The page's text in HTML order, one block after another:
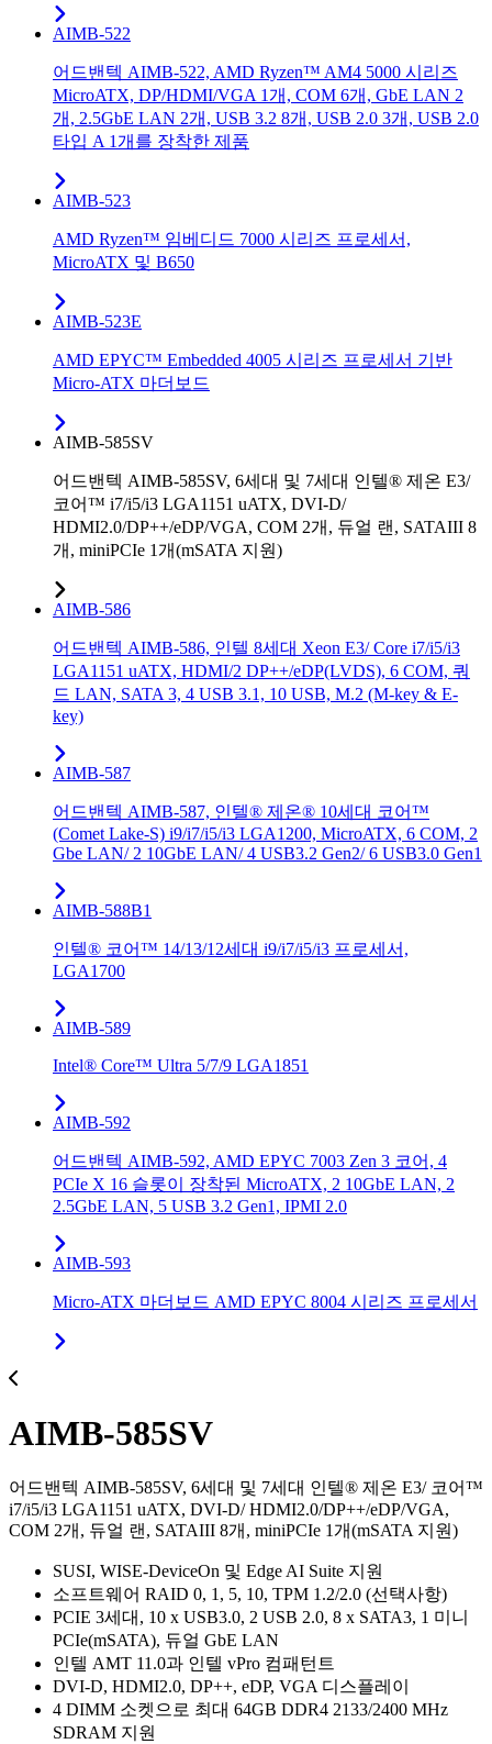
AIMB-522
어드밴텍 AIMB-522, AMD Ryzen™ AM4 5000 시리즈
MicroATX, DP/HDMI/VGA 1개, COM 6개, GbE LAN 2
개, 2.5GbE LAN 2개, USB 3.2 8개, USB 2.0 3개, USB 2.0
타입 A 1개를 장착한 제품
AIMB-523
AMD Ryzen™ 임베디드 7000 시리즈 프로세서,
MicroATX 및 B650
AIMB-523E
AMD EPYC™ Embedded 4005 시리즈 프로세서 기반
Micro-ATX 마더보드
AIMB-585SV
어드밴텍 AIMB-585SV, 6세대 및 7세대 인텔® 제온 E3/
코어™ i7/i5/i3 LGA1151 uATX, DVI-D/
HDMI2.0/DP++/eDP/VGA, COM 2개, 듀얼 랜, SATAIII 8
개, miniPCIe 1개(mSATA 지원)
AIMB-586
어드밴텍 AIMB-586, 인텔 8세대 Xeon E3/ Core i7/i5/i3
LGA1151 uATX, HDMI/2 DP++/eDP(LVDS), 6 COM, 쿼
드 LAN, SATA 3, 4 USB 3.1, 10 USB, M.2 (M-key & E-
key)
AIMB-587
어드밴텍 AIMB-587, 인텔® 제온® 10세대 코어™
(Comet Lake-S) i9/i7/i5/i3 LGA1200, MicroATX, 6 COM, 2
Gbe LAN/ 2 10GbE LAN/ 4 USB3.2 Gen2/ 6 USB3.0 Gen1
AIMB-588B1
인텔® 코어™ 14/13/12세대 i9/i7/i5/i3 프로세서,
LGA1700
AIMB-589
Intel® Core™ Ultra 5/7/9 LGA1851
AIMB-592
어드밴텍 AIMB-592, AMD EPYC 7003 Zen 3 코어, 4
PCIe X 16 슬롯이 장착된 MicroATX, 2 10GbE LAN, 2
2.5GbE LAN, 5 USB 3.2 Gen1, IPMI 2.0
AIMB-593
Micro-ATX 마더보드 AMD EPYC 8004 시리즈 프로세서
AIMB-585SV
어드밴텍 AIMB-585SV, 6세대 및 7세대 인텔® 제온 E3/ 코어™
i7/i5/i3 LGA1151 uATX, DVI-D/ HDMI2.0/DP++/eDP/VGA,
COM 2개, 듀얼 랜, SATAIII 8개, miniPCIe 1개(mSATA 지원)
SUSI, WISE-DeviceOn 및 Edge AI Suite 지원
소프트웨어 RAID 0, 1, 5, 10, TPM 1.2/2.0 (선택사항)
PCIE 3세대, 10 x USB3.0, 2 USB 2.0, 8 x SATA3, 1 미니
PCIe(mSATA), 듀얼 GbE LAN
인텔 AMT 11.0과 인텔 vPro 컴패턴트
DVI-D, HDMI2.0, DP++, eDP, VGA 디스플레이
4 DIMM 소켓으로 최대 64GB DDR4 2133/2400 MHz
SDRAM 지원